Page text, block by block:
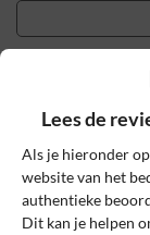
De review *
Lees de
Als je hieronder
website van het
authentieke
Dit kan je helpen